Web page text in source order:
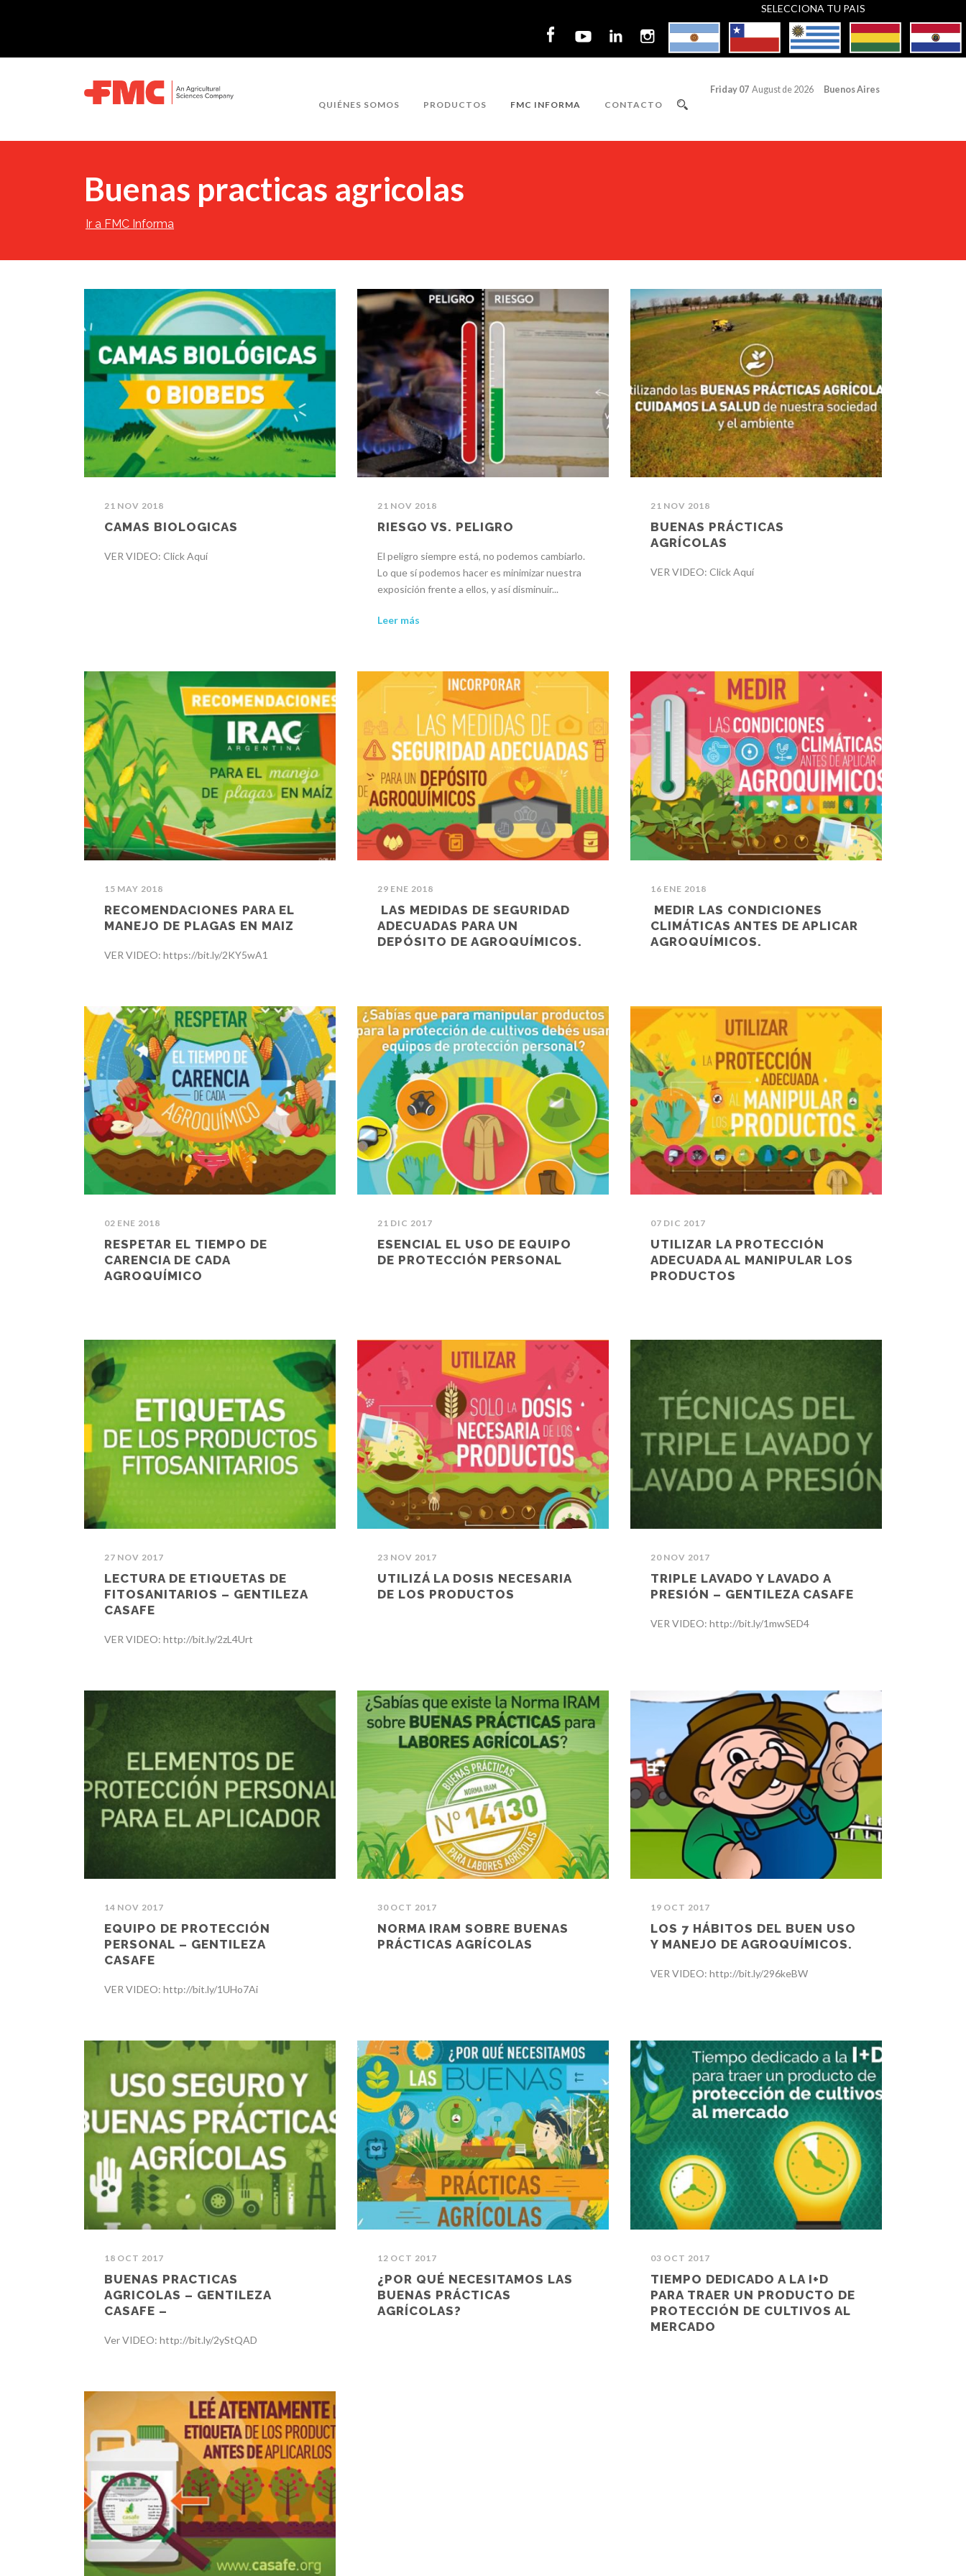
SELECCIONA TU PAIS
Friday 07 August de 2026
Buenos Aires
QUIÉNES SOMOS
PRODUCTOS FMC INFORMA CONTACTO
Buenas practicas agricolas
Ir a FMC Informa
21 NOV 2018
CAMAS BIOLOGICAS
VER VIDEO: Click Aquí
21 NOV 2018
RIESGO VS. PELIGRO
El peligro siempre está, no podemos cambiarlo.
Lo que sí podemos hacer es minimizar nuestra
exposición frente a ellos, y así disminuir...
Leer más
21 NOV 2018
BUENAS PRÁCTICAS
AGRÍCOLAS
VER VIDEO: Click Aquí
15 MAY 2018
RECOMENDACIONES PARA EL
MANEJO DE PLAGAS EN MAIZ
VER VIDEO: https://bit.ly/2KY5wA1
29 ENE 2018
LAS MEDIDAS DE SEGURIDAD
ADECUADAS PARA UN
DEPÓSITO DE AGROQUÍMICOS.
16 ENE 2018
MEDIR LAS CONDICIONES
CLIMÁTICAS ANTES DE APLICAR
AGROQUÍMICOS.
02 ENE 2018
RESPETAR EL TIEMPO DE
CARENCIA DE CADA
AGROQUÍMICO
21 DIC 2017
ESENCIAL EL USO DE EQUIPO
DE PROTECCIÓN PERSONAL
07 DIC 2017
UTILIZAR LA PROTECCIÓN
ADECUADA AL MANIPULAR LOS
PRODUCTOS
27 NOV 2017
LECTURA DE ETIQUETAS DE
FITOSANITARIOS – GENTILEZA
CASAFE
VER VIDEO: http://bit.ly/2zL4Urt
23 NOV 2017
UTILIZÁ LA DOSIS NECESARIA
DE LOS PRODUCTOS
20 NOV 2017
TRIPLE LAVADO Y LAVADO A
PRESIÓN – GENTILEZA CASAFE
VER VIDEO: http://bit.ly/1mwSED4
14 NOV 2017
EQUIPO DE PROTECCIÓN
PERSONAL – GENTILEZA
CASAFE
VER VIDEO: http://bit.ly/1UHo7Ai
30 OCT 2017
NORMA IRAM SOBRE BUENAS
PRÁCTICAS AGRÍCOLAS
19 OCT 2017
LOS 7 HÁBITOS DEL BUEN USO
Y MANEJO DE AGROQUÍMICOS.
VER VIDEO: http://bit.ly/296keBW
18 OCT 2017
BUENAS PRACTICAS
AGRICOLAS – GENTILEZA
CASAFE –
Ver VIDEO: http://bit.ly/2yStQAD
12 OCT 2017
¿POR QUÉ NECESITAMOS LAS
BUENAS PRÁCTICAS
AGRÍCOLAS?
03 OCT 2017
TIEMPO DEDICADO A LA I+D
PARA TRAER UN PRODUCTO DE
PROTECCIÓN DE CULTIVOS AL
MERCADO